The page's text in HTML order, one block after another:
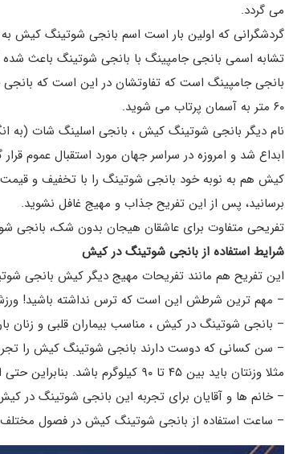
می گردد.
گردشگرانی که اولین بار است اسم بانجی شوتینگ کیش
تشابه اسمی بانجی جامپینگ با بانجی شوتینگ باعث شده
بانجی جامپینگ است که تفاوتشان در این است که بانجی
۶۰ متر به آسمان پرتاب می شوید.
ابداع شد و امروزه در سراسر جهان مورد استقبال عموم
کیش هم به نوبه خود بانجی شوتینگ را با تخفیف و قیمت
برسانید، پس از این تفریح جذاب و مهیج غافل نشوید.
تفریحی متفاوت برای عاشقان هیجان بدون شک، بانجی
شرایط استفاده از بانجی شوتینگ در کیش
این تفریح هم مانند تفریحات مهیج دیگر کیش بانجی
– مهم ترین شرطش این است که ترس نداشته باشید!
– بانجی شوتینگ در کیش ، مناسب بیماران قلبی و زنان
– سن کسانی که دوست دارند بانجی شوتینگ کیش را تجربه کنند باید بیشتر از ۱۵ سال باشد و البته
مثلا وزنتان باید بین ۴۵ تا ۹۰ کیلوگرم باشد. بنابراین حتی اگر سنتان هم بیشتر از ۱۵ سال باشد، نباید وزن بیشتر از ۹۰ کیلوگرم داشته باشید.
– خانم ها و آقایان برای تجربه این بانجی شوتینگ در
– ساعت استفاده از بانجی شوتینگ کیش در فصول